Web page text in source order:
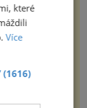
které
Více
(1616)